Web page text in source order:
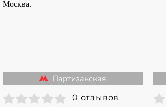
Партизанская
0 отзывов